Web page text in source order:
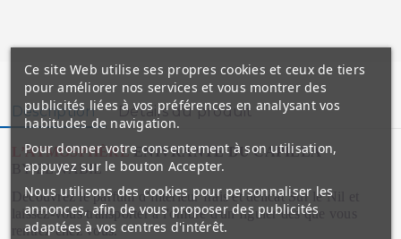
Description Détails du produit
L’ATMOSPHÈREENIVRANTE DU CAPILLA
BY EL NABIL
Découvrez le parfum d’intérieur frais et délicat Sur le Nil et
laissez-vous transporter à l'ombre d'un figuier dès que vous
rentrez chez vous.
Ce site Web utilise ses propres cookies et ceux de tiers
pour améliorer nos services et vous montrer des
publicités liées à vos préférences en analysant vos
habitudes de navigation.
Pour donner votre consentement à son utilisation,
appuyez sur le bouton Accepter.
Nous utilisons des cookies pour personnaliser les
annonces, afin de vous proposer des publicités
adaptées à vos centres d'intérêt.